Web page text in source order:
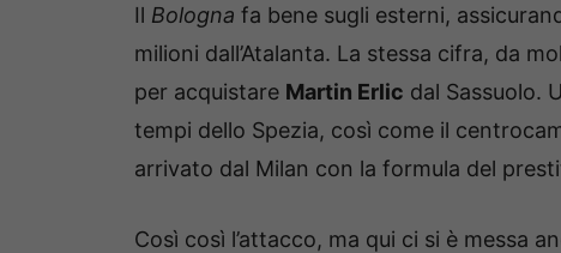
Il Bologna fa bene sugli esterni,
milioni dall’Atalanta. La stessa cifra, da
per acquistare Martin Erlic dal Sassuolo.
tempi dello Spezia, così come il
arrivato dal Milan con la formula del
Così così l’attacco, ma qui ci si è messa